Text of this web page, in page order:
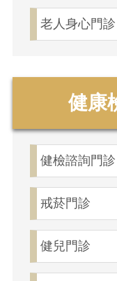
老人身心門診
健康
健檢諮詢門診
戒菸門診
健兒門診